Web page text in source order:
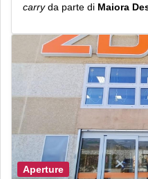
carryda parte di Maiora
Aperture